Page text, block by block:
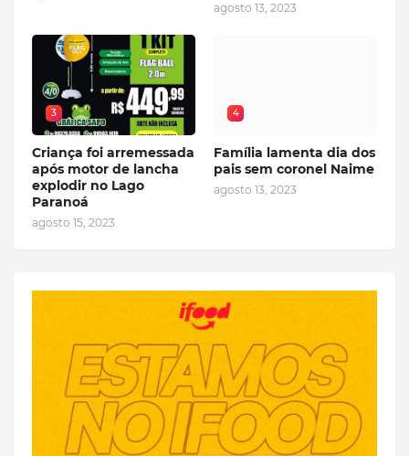
agosto 13, 2023
3
Criança foi arremessada
após motor de lancha
explodir no Lago
Paranoá
agosto 15, 2023
4
Família lamenta dia dos
pais sem coronel Naime
agosto 13, 2023